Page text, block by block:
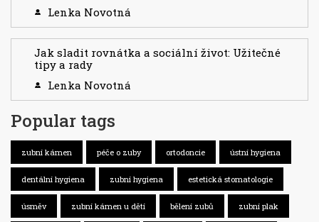
Lenka Novotná
Jak sladit rovnátka a sociální život: Užitečné
tipy a rady
Lenka Novotná
Popular tags
zubní kámen péče o zuby ortodoncie ústní hygiena
dentální hygiena zubní hygiena estetická stomatologie
úsměv zubní kámen u dětí bělení zubů zubní plak